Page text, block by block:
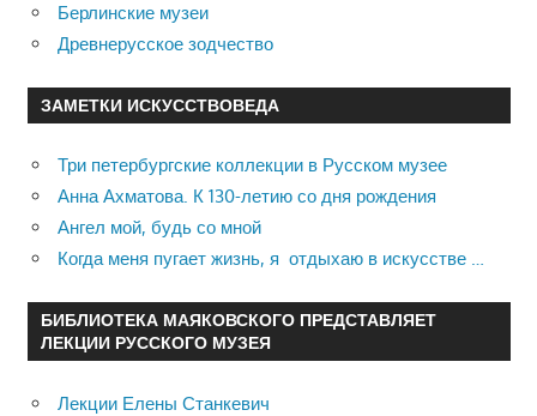
Берлинские музеи
Древнерусское зодчество
ЗАМЕТКИ ИСКУССТВОВЕДА
Три петербургские коллекции в Русском музее
Анна Ахматова. К 130-летию со дня рождения
Ангел мой, будь со мной
Когда меня пугает жизнь, я отдыхаю в искусстве …
БИБЛИОТЕКА МАЯКОВСКОГО ПРЕДСТАВЛЯЕТ
ЛЕКЦИИ РУССКОГО МУЗЕЯ
Лекции Елены Станкевич